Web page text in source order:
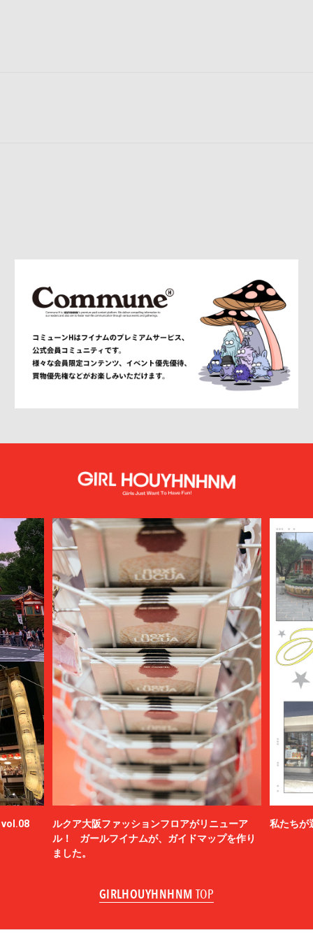
vol.08
ルクア大阪ファッションフロアがリニューア
ル！ ガールフイナムが、ガイドマップを作り
ました。
私たちが
GIRLHOUYHNHNM TOP